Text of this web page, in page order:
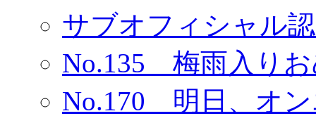
サブオフィシャル
No.135 梅雨入り
No.170 明日、オ